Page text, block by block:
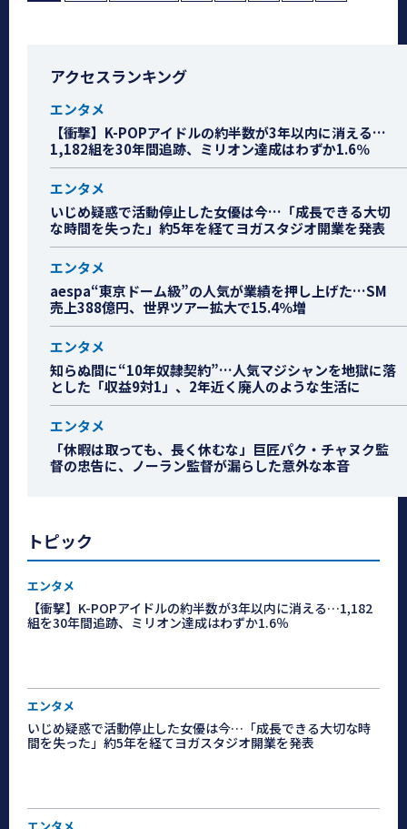
アクセスランキング
エンタメ
【衝撃】K-POPアイドルの約半数が3年以内に消える…
1,182組を30年間追跡、ミリオン達成はわずか1.6％
エンタメ
いじめ疑惑で活動停止した女優は今…「成長できる大切
な時間を失った」約5年を経てヨガスタジオ開業を発表
エンタメ
aespa“東京ドーム級”の人気が業績を押し上げた…SM
売上388億円、世界ツアー拡大で15.4％増
エンタメ
知らぬ間に“10年奴隷契約”…人気マジシャンを地獄に落
とした「収益9対1」、2年近く廃人のような生活に
エンタメ
「休暇は取っても、長く休むな」巨匠パク・チャヌク監
督の忠告に、ノーラン監督が漏らした意外な本音
トピック
エンタメ
【衝撃】K-POPアイドルの約半数が3年以内に消える…1,182
組を30年間追跡、ミリオン達成はわずか1.6％
エンタメ
いじめ疑惑で活動停止した女優は今…「成長できる大切な時
間を失った」約5年を経てヨガスタジオ開業を発表